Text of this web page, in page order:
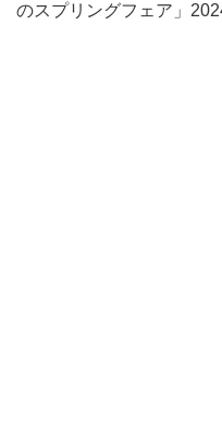
のスプリングフェア」